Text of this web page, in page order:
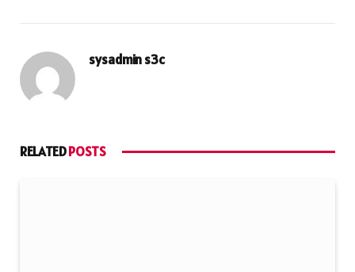
sysadmin s3c
RELATEDPOSTS